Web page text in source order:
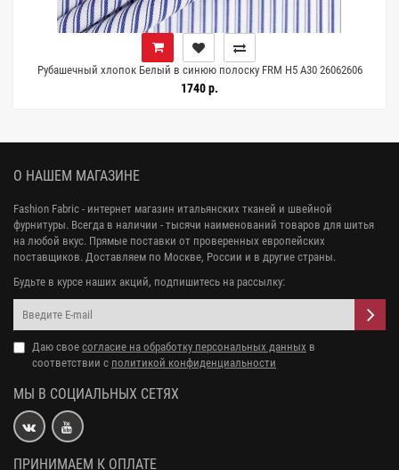
Рубашечный хлопок Белый в синюю полоску FRM H5 A30 26062606
1740 р.
О НАШЕМ МАГАЗИНЕ
Fashion Fabric - интернет магазин итальянских тканей и швейной
фурнитуры. Всегда в наличии - тысячи наименований товаров для шитья
на любой вкус. Прямые поставки от проверенных европейских
поставщиков. Доставляем по Москве, России и в другие страны.
Будьте в курсе наших акций, подпишитесь на рассылку:
Даю свое согласие на обработку персональных данных в
соответствии с политикой конфиденциальности
МЫ В СОЦИАЛЬНЫХ СЕТЯХ
ПРИНИМАЕМ К ОПЛАТЕ